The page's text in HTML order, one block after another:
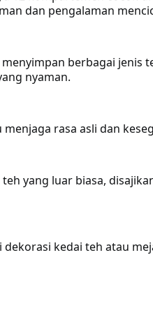
dan pengalaman
berbagai jenis
nyaman.
menjaga rasa asli dan
yang luar biasa,
dekorasi kedai teh atau